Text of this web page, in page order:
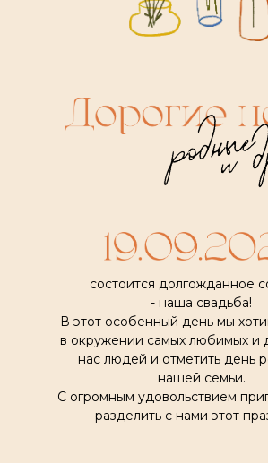
состоится долгожданное
- наша свадьба!
В этот особенный день мы
в окружении самых любимых и
нас людей и отметить день
нашей семьи.
С огромным удовольствием
разделить с нами этот